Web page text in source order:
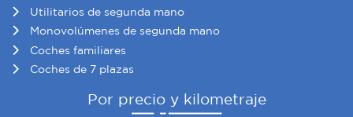
Utilitarios de segunda mano
Monovolúmenes de segunda mano
Coches familiares
Coches de 7 plazas
Por precio y kilometraje